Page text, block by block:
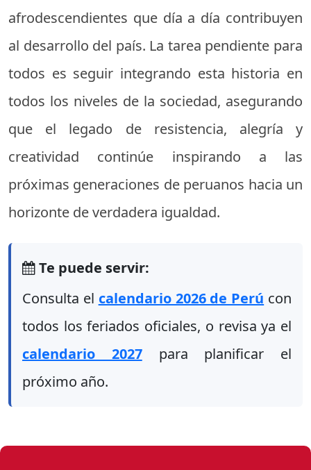
afrodescendientes que día a día contribuyen
al desarrollo del país. La tarea pendiente para
todos es seguir integrando esta historia en
todos los niveles de la sociedad, asegurando
que el legado de resistencia, alegría y
creatividad continúe inspirando a las
próximas generaciones de peruanos hacia un
horizonte de verdadera igualdad.
Te puede servir:
Consulta el calendario 2026 de Perú con
todos los feriados oficiales, o revisa ya el
calendario 2027para planificar el
próximo año.